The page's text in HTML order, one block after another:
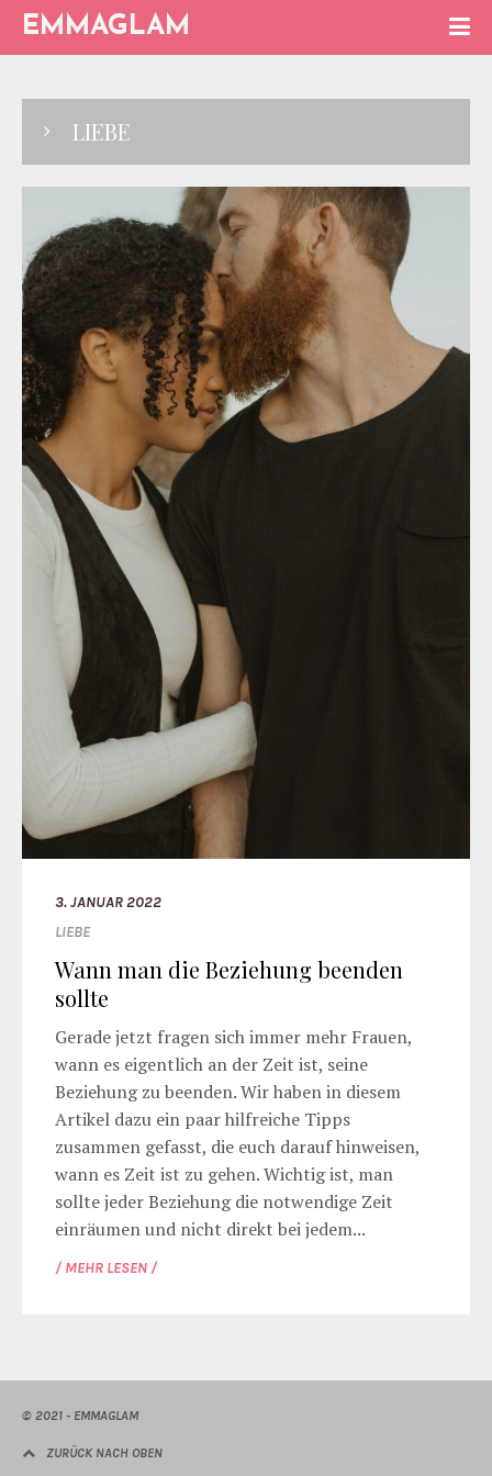
EMMAGLAM
LIEBE
3. JANUAR 2022
LIEBE
Wann man die Beziehung beenden
sollte
Gerade jetzt fragen sich immer mehr Frauen,
wann es eigentlich an der Zeit ist, seine
Beziehung zu beenden. Wir haben in diesem
Artikel dazu ein paar hilfreiche Tipps
zusammen gefasst, die euch darauf hinweisen,
wann es Zeit ist zu gehen. Wichtig ist, man
sollte jeder Beziehung die notwendige Zeit
einräumen und nicht direkt bei jedem...
/ MEHR LESEN /
© 2021 - EMMAGLAM
ZURÜCK NACH OBEN